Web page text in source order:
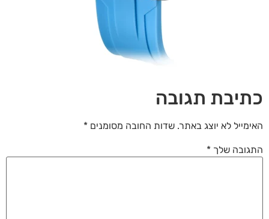
לאפס
את
כל
האפשרויות
כתיבת תגובה
האימייל לא יוצג באתר. שדות החובה מסומנים *
התגובה שלך *